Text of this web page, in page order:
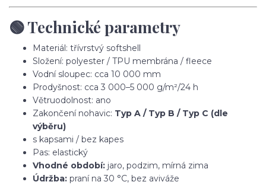
🟢 Technické parametry
Materiál: třívrstvý softshell
Složení: polyester / TPU membrána / fleece
Vodní sloupec: cca 10 000 mm
Prodyšnost: cca 3 000–5 000 g/m²/24 h
Větruodolnost: ano
Zakončení nohavic: Typ A / Typ B / Typ C (dle
výběru)
s kapsami / bez kapes
Pas: elastický
Vhodné období: jaro, podzim, mírná zima
Údržba: praní na 30 °C, bez aviváže